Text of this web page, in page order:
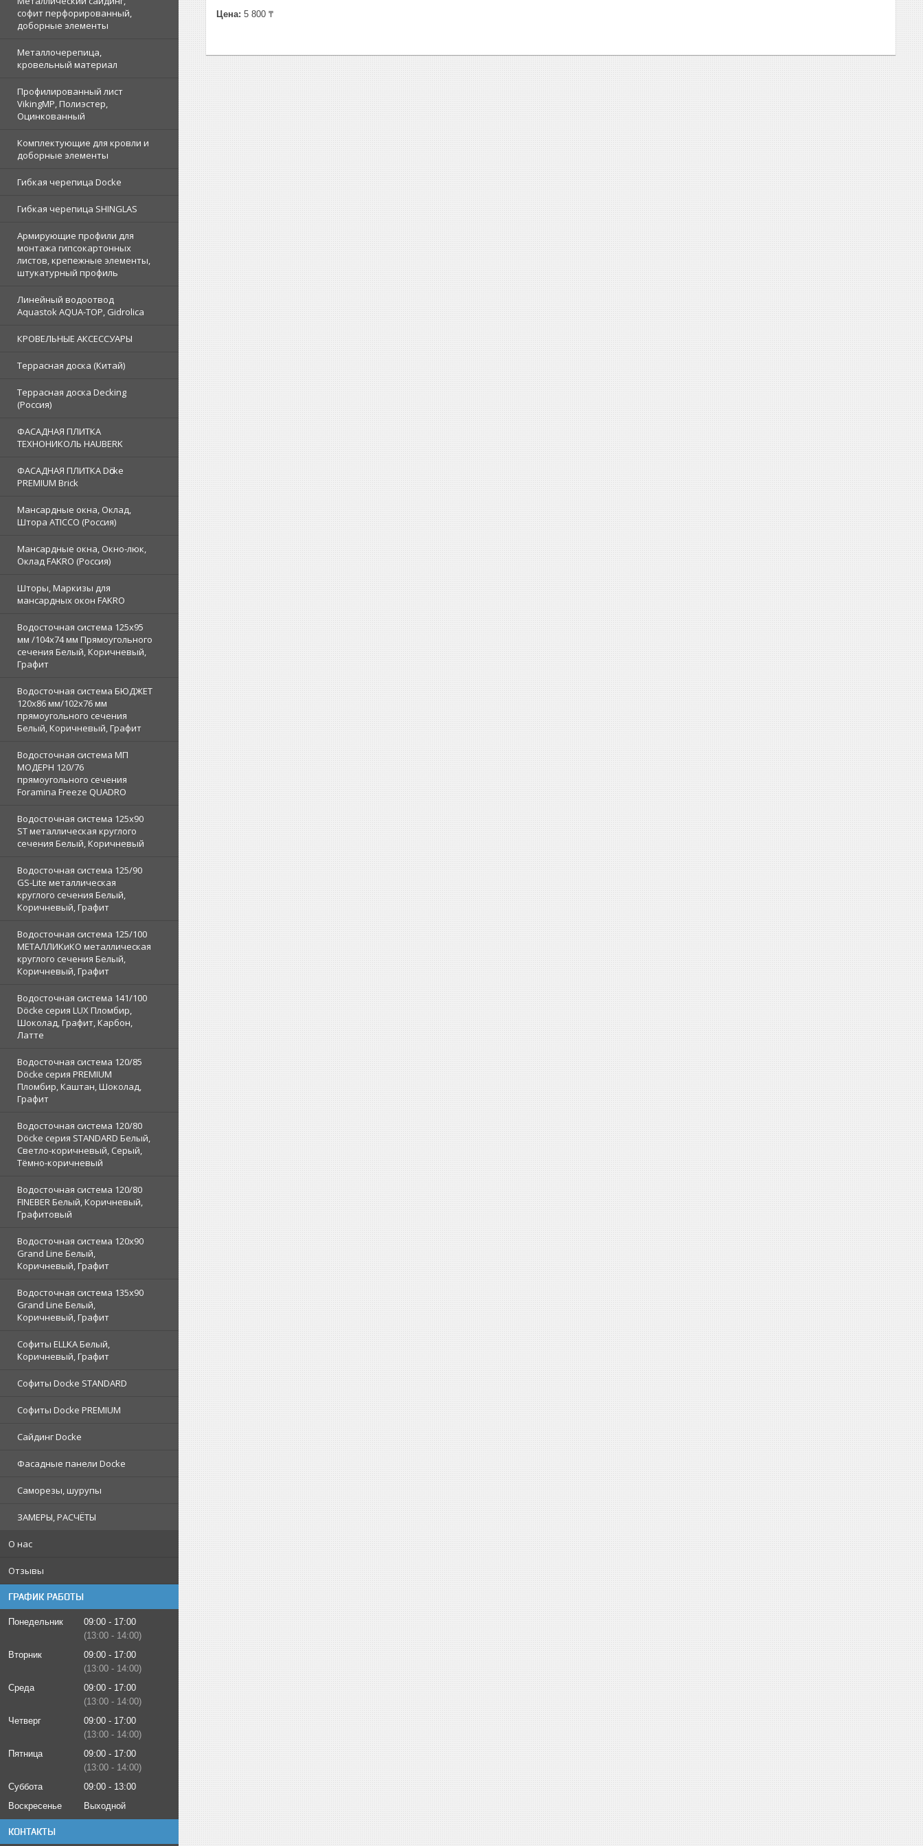
софит перфорированный,
доборные элементы
Металлочерепица,
кровельный материал
Профилированный лист
VikingMP, Полиэстер,
Оцинкованный
Комплектующие для кровли и
доборные элементы
Гибкая черепица Docke
Гибкая черепица SHINGLAS
Армирующие профили для
монтажа гипсокартонных
листов, крепежные элементы,
штукатурный профиль
Линейный водоотвод
Aquastok AQUA-TOP, Gidrolica
КРОВЕЛЬНЫЕ АКСЕССУАРЫ
Террасная доска (Китай)
Террасная доска Decking
(Россия)
ФАСАДНАЯ ПЛИТКА
ТЕХНОНИКОЛЬ HAUBERK
ФАСАДНАЯ ПЛИТКА Dӧcke
PREMIUM Brick
Мансардные окна, Оклад,
Штора ATICCO (Россия)
Мансардные окна, Окно-люк,
Оклад FAKRO (Россия)
Шторы, Маркизы для
мансардных окон FAKRO
Водосточная система 125х95
мм /104х74 мм Прямоугольного
сечения Белый, Коричневый,
Графит
Водосточная система БЮДЖЕТ
120х86 мм/102х76 мм
прямоугольного сечения
Белый, Коричневый, Графит
Водосточная система МП
МОДЕРН 120/76
прямоугольного сечения
Foramina Freeze QUADRO
Водосточная система 125x90
ST металлическая круглого
сечения Белый, Коричневый
Водосточная система 125/90
GS-Lite металлическая
круглого сечения Белый,
Коричневый, Графит
Водосточная система 125/100
МЕТАЛЛИКиКО металлическая
круглого сечения Белый,
Коричневый, Графит
Водосточная система 141/100
Döcke серия LUX Пломбир,
Шоколад, Графит, Карбон,
Латте
Водосточная система 120/85
Döcke серия PREMIUM
Пломбир, Каштан, Шоколад,
Графит
Водосточная система 120/80
Döcke серия STANDARD Белый,
Светло-коричневый, Серый,
Тёмно-коричневый
Водосточная система 120/80
FINEBER Белый, Коричневый,
Графитовый
Водосточная система 120x90
Grand Line Белый,
Коричневый, Графит
Водосточная система 135x90
Grand Line Белый,
Коричневый, Графит
Софиты ELLKA Белый,
Коричневый, Графит
Софиты Docke STANDARD
Софиты Docke PREMIUM
Сайдинг Docke
Фасадные панели Docke
Саморезы, шурупы
ЗАМЕРЫ, РАСЧЁТЫ
О нас
Отзывы
ГРАФИК РАБОТЫ
Понедельник 09:00
17:00
13:00
14:00
Вторник
09:00
17:00
13:00
14:00
Среда
09:00
17:00
13:00
14:00
Четверг
09:00
17:00
13:00
14:00
Пятница
09:00
17:00
13:00
14:00
Суббота
09:00
13:00
Воскресенье
Выходной
КОНТАКТЫ
Цена: 5 800 ₸